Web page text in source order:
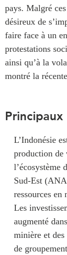
pays. Malgré
désireux de
faire face à un
protestations
ainsi qu’à la
montré la
L’Indonésie
production de
l’écosystème
Sud-Est
ressources en
Les
augmenté
minière et
de